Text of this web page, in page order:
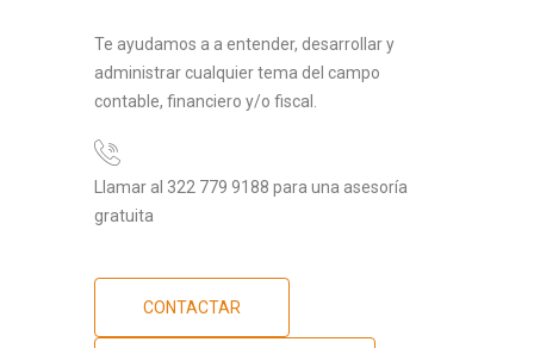
Te ayudamos a a entender, desarrollar y
administrar cualquier tema del campo
contable, financiero y/o fiscal.
Llamar al 322 779 9188 para una asesoría
gratuita
CONTACTAR